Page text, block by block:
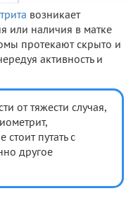
возникает
или наличия в матке
протекают скрыто и
активность и
от тяжести случая,
путать с
другое